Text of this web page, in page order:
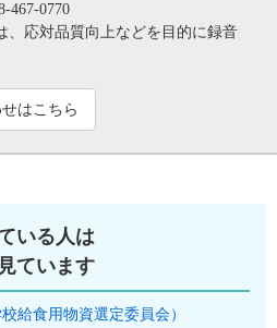
467-0770
、応対品質向上などを目的に録音
はこちら
いる人は
ています
給食用物資選定委員会）